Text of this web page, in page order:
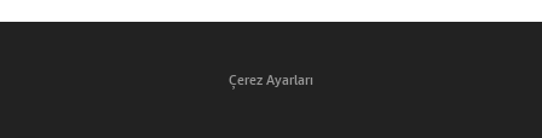
Çerez Ayarları